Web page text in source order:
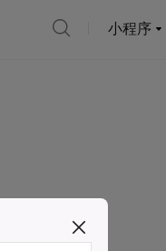
小程序